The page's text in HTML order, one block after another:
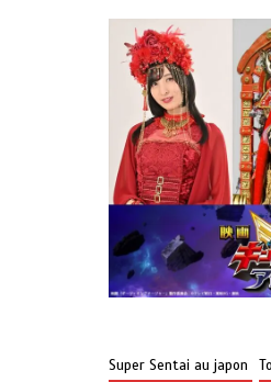
Super Sentai au japon